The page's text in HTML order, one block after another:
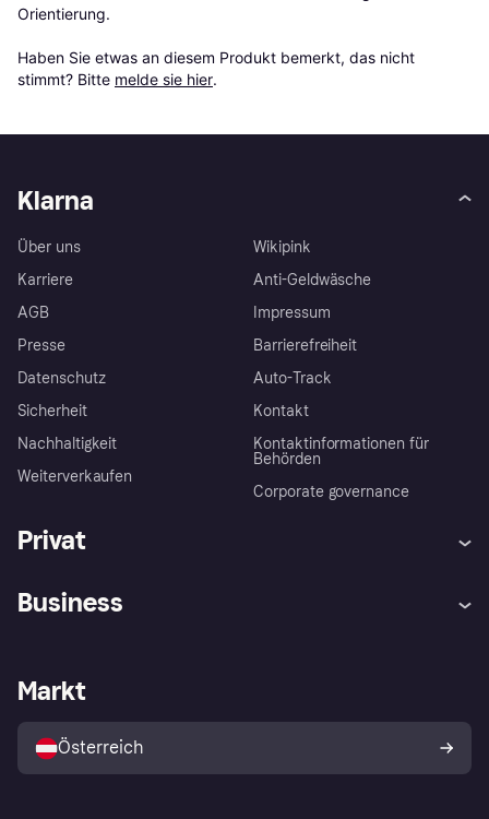
Orientierung.
Haben Sie etwas an diesem Produkt bemerkt, das nicht
stimmt? Bitte melde sie hier.
Klarna
Über uns
Karriere
AGB
Presse
Datenschutz
Sicherheit
Nachhaltigkeit
Weiterverkaufen
Wikipink
Anti-Geldwäsche
Impressum
Barrierefreiheit
Auto-Track
Kontakt
Kontaktinformationen für
Behörden
Corporate governance
Privat
Shops entdecken
Business
Händlerportal
Markt
Österreich